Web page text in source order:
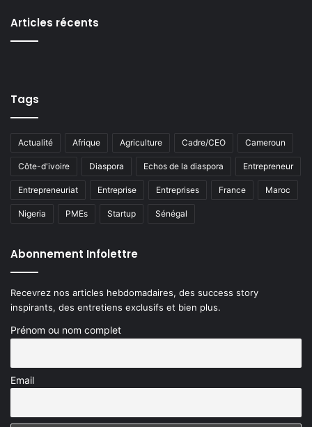
Articles récents
Tags
Actualité Afrique Agriculture Cadre/CEO Cameroun
Côte-d'ivoire Diaspora Echos de la diaspora Entrepreneur
Entrepreneuriat Entreprise Entreprises France Maroc
Nigeria PMEs Startup Sénégal
Abonnement Infolettre
Recevrez nos articles hebdomadaires, des success story
inspirants, des entretiens exclusifs et bien plus.
Prénom ou nom complet
Email